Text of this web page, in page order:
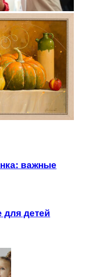
важные
для детей